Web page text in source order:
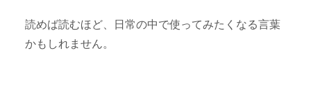
読めば読むほど、日常の中で使ってみたくなる言葉
かもしれません。